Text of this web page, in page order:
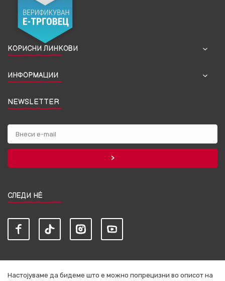
КОРИСНИ ЛИНКОВИ
ИНФОРМАЦИИ
NEWSLETTER
СЛЕДИ НЀ
Настојуваме да бидеме што е можно попрецизни во описот на